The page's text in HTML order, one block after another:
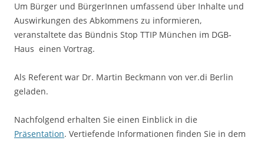
Um Bürger und BürgerInnen umfassend über Inhalte und
Auswirkungen des Abkommens zu informieren,
veranstaltete das Bündnis Stop TTIP München im DGB-
Haus einen Vortrag.
Als Referent war Dr. Martin Beckmann von ver.di Berlin
geladen.
Nachfolgend erhalten Sie einen Einblick in die
Präsentation. Vertiefende Informationen finden Sie in dem